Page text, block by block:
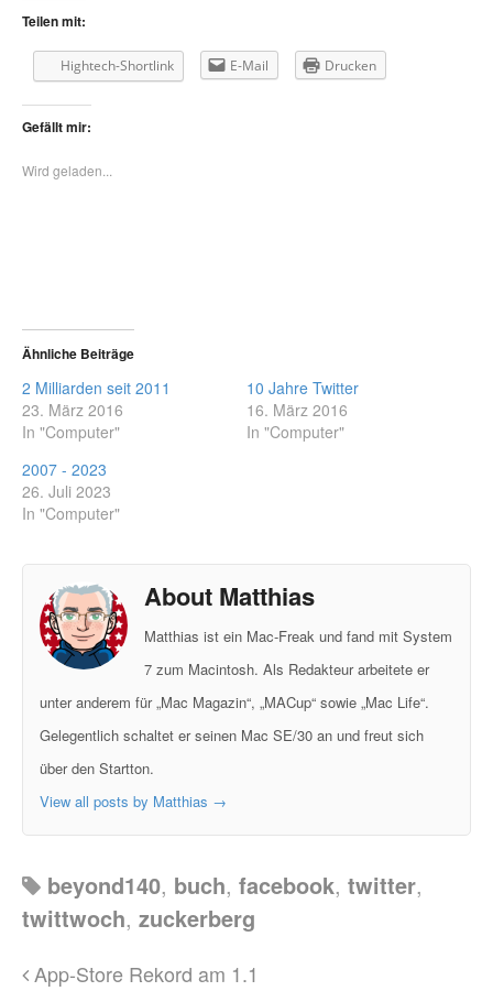
Teilen mit:
Hightech-Shortlink E-Mail Drucken
Gefällt mir:
Wird geladen...
Ähnliche Beiträge
2 Milliarden seit 2011
23. März 2016
In "Computer"
10 Jahre Twitter
16. März 2016
In "Computer"
2007 - 2023
26. Juli 2023
In "Computer"
About Matthias
Matthias ist ein Mac-Freak und fand mit System
7 zum Macintosh. Als Redakteur arbeitete er
unter anderem für „Mac Magazin“, „MACup“ sowie „Mac Life“.
Gelegentlich schaltet er seinen Mac SE/30 an und freut sich
über den Startton.
View all posts by Matthias →
beyond140, buch, facebook, twitter,
twittwoch, zuckerberg
App-Store Rekord am 1.1